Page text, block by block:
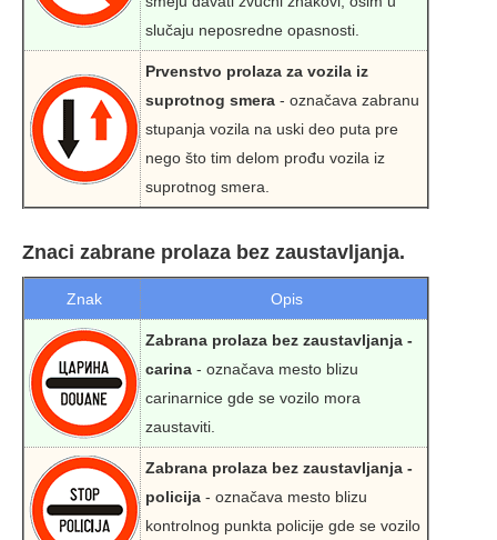
slučaju neposredne opasnosti.
Prvenstvo prolaza za vozila iz
suprotnog smera - označava zabranu
stupanja vozila na uski deo puta pre
nego što tim delom prođu vozila iz
suprotnog smera.
Znaci zabrane prolaza bez zaustavljanja.
Znak Opis
Zabrana prolaza bez zaustavljanja -
carina - označava mesto blizu
carinarnice gde se vozilo mora
zaustaviti.
Zabrana prolaza bez zaustavljanja -
policija - označava mesto blizu
kontrolnog punkta policije gde se vozilo